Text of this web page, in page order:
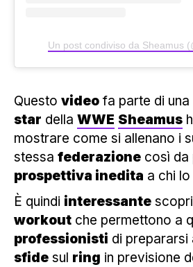
Un post condiviso da Sheamus
Questo video fa parte di una
star della WWE Sheamus
mostrare come si allenano i
stessa federazione così da
prospettiva inedita a chi
È quindi interessante
workout che permettono a
professionisti di prepararsi
sfide sul ring in previsione